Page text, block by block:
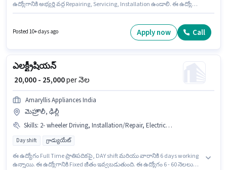
ఉద్యోగానికి అభ్యర్థి వద్ద Repairing, Servicing, Installation ఉండాలి. ఈ ఉద్యోగం
ఉంటుంది. మీరు నెలకు ₹30000 వరకు సంపాదించవచ్చు. ఈ ఉద్యోగానికి ముఖ్యమైన
డాక్యుమెంట్లు PAN Card, Aadhar Card, 2-Wheeler Driving Licence అవసరం.
Posted 10+ days ago Apply now Call
ఎలక్ట్రీషియన్
₹ 20,000 - 25,000per నెల
Amaryllis Appliances India
మెహ్రౌలీ, ఢిల్లీ
Skills: 2- wheeler Driving, Installation/Repair, Electrical circuit
Day shift గ్రాడ్యుయేట్
ఈ ఉద్యోగం Full Time ప్రాతిపదికపై, DAY shift మరియు వారానికి 6 days working
ఉన్నాయి. ఈ ఉద్యోగానికి Fixed జీతం ఇవ్వబడుతుంది. ఈ ఉద్యోగం 6 - 60 నెలలు